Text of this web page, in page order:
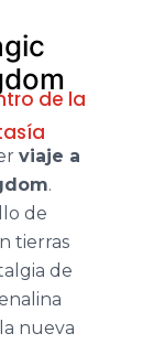
de la
viaje a
.
de
tierras
de
nueva